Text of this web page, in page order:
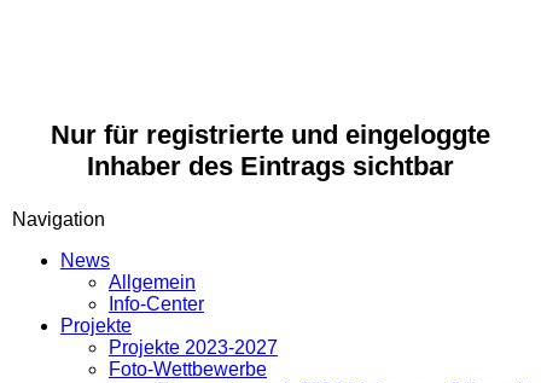
Nur für registrierte und eingeloggte
Inhaber des Eintrags sichtbar
Navigation
News
Allgemein
Info-Center
Projekte
Projekte 2023-2027
Foto-Wettbewerbe